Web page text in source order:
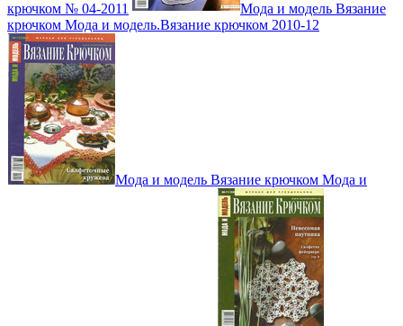
крючком № 04-2011
Мода и модель Вязание
крючком Мода и модель.Вязание крючком 2010-12
Мода и модель Вязание крючком Мода и